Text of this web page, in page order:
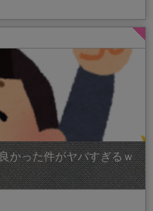
かった件がヤバすぎるｗ